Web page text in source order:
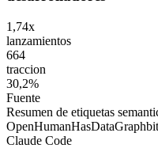
1,74x
lanzamientos
664
traccion
30,2%
Fuente
Resumen de etiquetas
OpenHumanHasData
Claude Code